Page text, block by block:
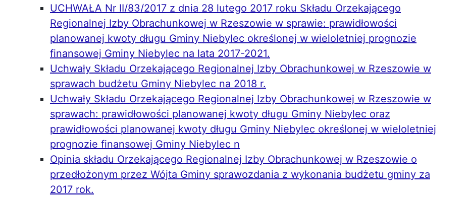
UCHWAŁA Nr II/83/2017 z dnia 28 lutego 2017 roku Składu Orzekającego
Regionalnej Izby Obrachunkowej w Rzeszowie w sprawie: prawidłowości
planowanej kwoty długu Gminy Niebylec określonej w wieloletniej prognozie
finansowej Gminy Niebylec na lata 2017-2021.
Uchwały Składu Orzekającego Regionalnej Izby Obrachunkowej w Rzeszowie w
sprawach budżetu Gminy Niebylec na 2018 r.
Uchwały Składu Orzekającego Regionalnej Izby Obrachunkowej w Rzeszowie w
sprawach: prawidłowości planowanej kwoty długu Gminy Niebylec oraz
prawidłowości planowanej kwoty długu Gminy Niebylec określonej w wieloletniej
prognozie finansowej Gminy Niebylec n
Opinia składu Orzekającego Regionalnej Izby Obrachunkowej w Rzeszowie o
przedłożonym przez Wójta Gminy sprawozdania z wykonania budżetu gminy za
2017 rok.